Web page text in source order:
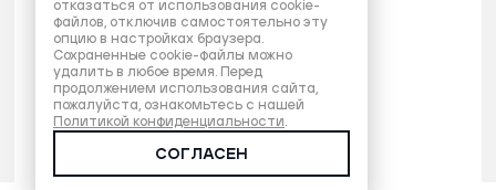
отказаться от использования cookie-
файлов, отключив самостоятельно эту
опцию в настройках браузера.
Сохраненные cookie-файлы можно
удалить в любое время. Перед
продолжением использования сайта,
пожалуйста, ознакомьтесь с нашей
Политикой конфиденциальности.
СОГЛАСЕН